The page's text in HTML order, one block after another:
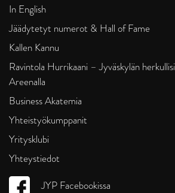
In English
Jäädytetyt numerot & Hall of Fame
Kallen Kannu
Ravintola Hurrikaani – Jyväskylän
Areenalla
Business Akatemia
Yhteistyökumppanit
Yritysklubi
Yhteystiedot
JYP Facebookissa